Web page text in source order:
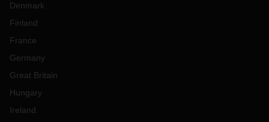
Denmark
Finland
France
Germany
Great Britain
Hungary
Ireland